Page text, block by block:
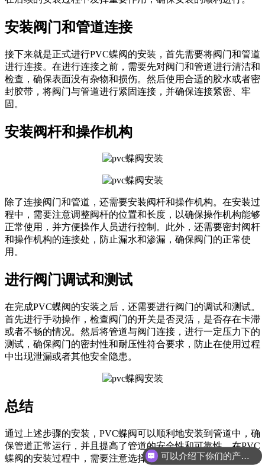
安装阀门和管道连接
接下来就是正式进行PVC蝶阀的安装，首先需要将阀门和管道
进行连接。在进行连接之前，需要先对阀门和管道进行清洁和
检查，确保表面没有杂物和损伤。然后使用合适的胶水或者密
封胶带，将阀门与管道进行紧固连接，并确保连接紧密、牢
固。
安装阀杆和操作机构
除了连接阀门和管道，还需要安装阀杆和操作机构。在安装过
程中，需要注意调整阀杆的位置和长度，以确保操作机构能够
正常使用，并方便操作人员进行控制。此外，还需要密封阀杆
和操作机构的连接处，防止漏水和渗漏，确保阀门的正常使
用。
进行阀门调试和测试
在完成PVC蝶阀的安装之后，还需要进行阀门的调试和测试。
首先进行手动操作，检查阀门的开关是否灵活，是否存在卡滞
或者不畅的情况。然后将管道与阀门连接，进行一定压力下的
测试，确保阀门的密封性和耐压性符合要求，防止在使用过程
中出现泄漏或者其他安全隐患。
总结
通过上述步骤的安装，PVC蝶阀可以顺利地安装到管道中，确
保管道正常运行，并且提高了管道的安全性和可靠性。在PVC
蝶阀的安装过程中，需要注意选择合适的安装位置，准备好相
可以介绍下你们的产品么